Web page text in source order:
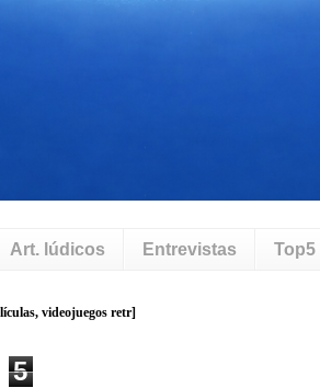
Art. lúdicos Entrevistas Top5
5